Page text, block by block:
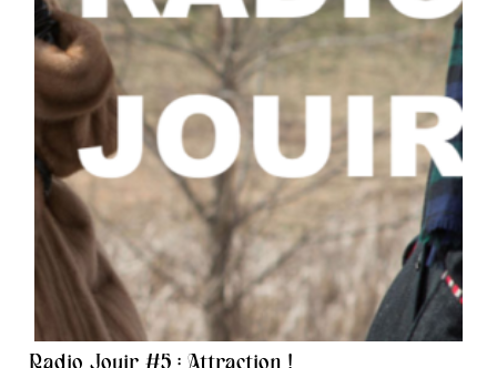
Radio Jouir #5 : Attraction !